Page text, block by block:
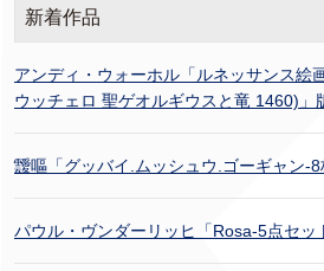
新着作品
アンディ・ウォーホル「ルネッサンス絵
ウッチェロ 聖ゲオルギウスと竜 1460)」
靉嘔「グッバイ.ムッシュウ.ゴーギャン-
パウル・ヴンダーリッヒ「Rosa-5点セッ